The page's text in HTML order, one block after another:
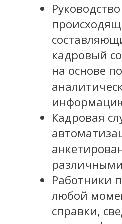
кадровый
на основе
Кадровая
Работники
любой
справки,